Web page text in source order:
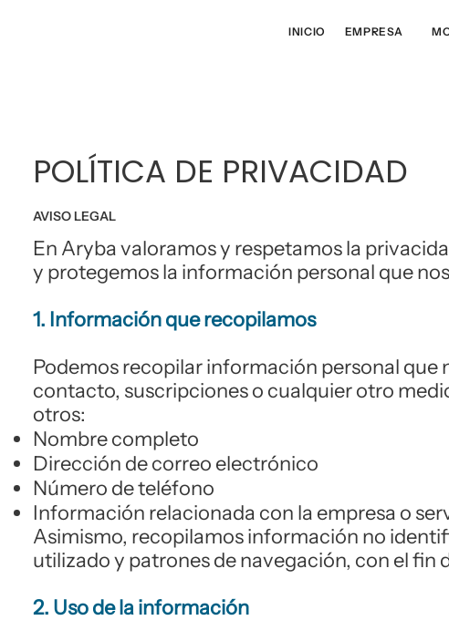
INICIO EMPRESA
POLÍTICA DE PRIVACIDAD
AVISO LEGAL
En Aryba valoramos y respetamos la
y protegemos la información personal que
1. Información que recopilamos
Podemos recopilar información personal
contacto, suscripciones o cualquier otro
otros:
Nombre completo
Dirección de correo electrónico
Número de teléfono
Información relacionada con la empresa o
Asimismo, recopilamos información no
utilizado y patrones de navegación, con el fin
2. Uso de la información